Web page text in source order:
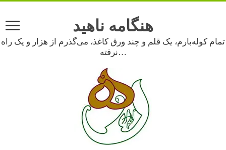
هنگامه ناهید
تمام کوله‌بارم، یک قلم و چند ورق کاغذ، می‌گذرم از هزار و یک راه
نرفته…